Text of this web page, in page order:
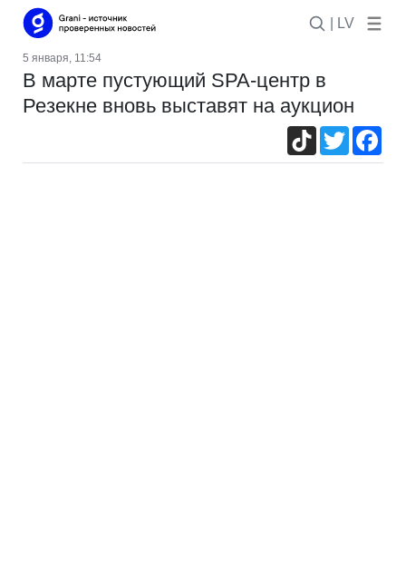
| LV
5 января, 11:54
В марте пустующий SPA-центр в
Резекне вновь выставят на аукцион
TikTokTwitter